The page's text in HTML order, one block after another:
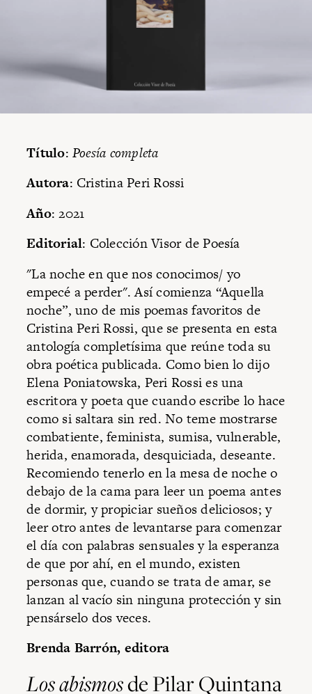
Título: Poesía completa
Autora: Cristina Peri Rossi
Año: 2021
Editorial: Colección Visor de Poesía
"La noche en que nos conocimos/ yo
empecé a perder". Así comienza “Aquella
noche”, uno de mis poemas favoritos de
Cristina Peri Rossi, que se presenta en esta
antología completísima que reúne toda su
obra poética publicada. Como bien lo dijo
Elena Poniatowska, Peri Rossi es una
escritora y poeta que cuando escribe lo hace
como si saltara sin red. No teme mostrarse
combatiente, feminista, sumisa, vulnerable,
herida, enamorada, desquiciada, deseante.
Recomiendo tenerlo en la mesa de noche o
debajo de la cama para leer un poema antes
de dormir, y propiciar sueños deliciosos; y
leer otro antes de levantarse para comenzar
el día con palabras sensuales y la esperanza
de que por ahí, en el mundo, existen
personas que, cuando se trata de amar, se
lanzan al vacío sin ninguna protección y sin
pensárselo dos veces.
Brenda Barrón, editora
Los abismosde Pilar Quintana